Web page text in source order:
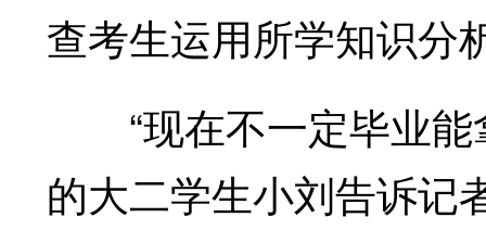
查考生运用所学知识分
“现在不一定毕业能
的大二学生小刘告诉记